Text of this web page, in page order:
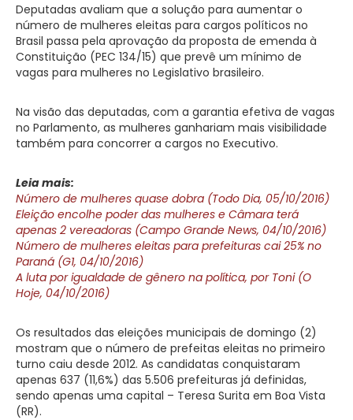
Deputadas avaliam que a solução para aumentar o
número de mulheres eleitas para cargos políticos no
Brasil passa pela aprovação da proposta de emenda à
Constituição (PEC 134/15) que prevê um mínimo de
vagas para mulheres no Legislativo brasileiro.
Na visão das deputadas, com a garantia efetiva de vagas
no Parlamento, as mulheres ganhariam mais visibilidade
também para concorrer a cargos no Executivo.
Leia mais:
Número de mulheres quase dobra (Todo Dia, 05/10/2016)
Eleição encolhe poder das mulheres e Câmara terá
apenas 2 vereadoras (Campo Grande News, 04/10/2016)
Número de mulheres eleitas para prefeituras cai 25% no
Paraná (G1, 04/10/2016)
A luta por igualdade de gênero na política, por Toni (O
Hoje, 04/10/2016)
Os resultados das eleições municipais de domingo (2)
mostram que o número de prefeitas eleitas no primeiro
turno caiu desde 2012. As candidatas conquistaram
apenas 637 (11,6%) das 5.506 prefeituras já definidas,
sendo apenas uma capital – Teresa Surita em Boa Vista
(RR).